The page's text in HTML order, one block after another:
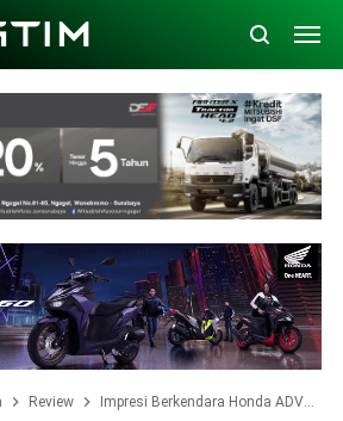
Review Impresi Berkendara Honda ADV160 di Perkotaan. Ini Plus Minusnya